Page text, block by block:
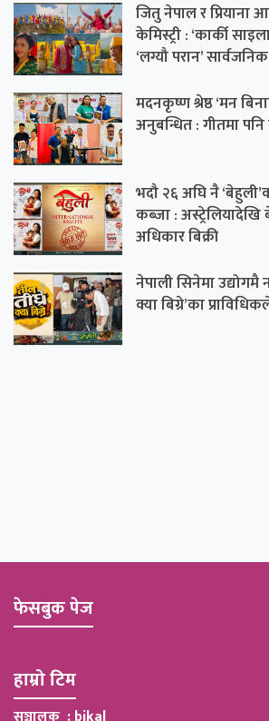
जितु नेपाल र प्रियाना
केमिस्ट्री : ‘कार्की
‘लग्यौ परान’ सार्वजनिक
मदनकृष्ण श्रेष्ठ ‘मन
अनुबन्धित : गीतमा
भदौ २६ अघि नै
कब्जा :
अधिकार बिक्री
नेपाली सिनेमा उद्योगमै
क्या बिग्रे’का
फेसबुक पेज
हाम्रो टिम